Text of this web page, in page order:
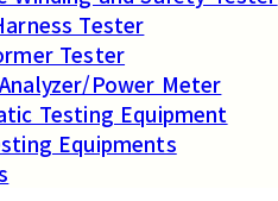
Tester
Tester
Power Meter
Testing Equipment
Equipments